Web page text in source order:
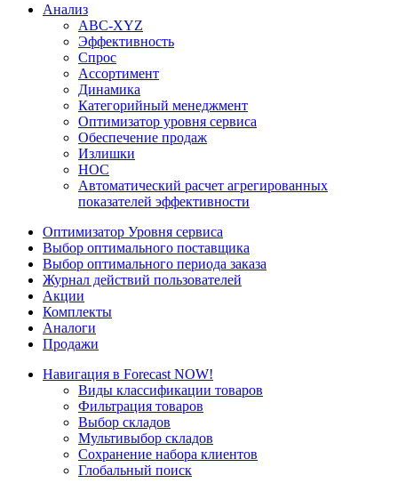
Анализ
ABC-XYZ
Эффективность
Спрос
Ассортимент
Динамика
Категорийный менеджмент
Оптимизатор уровня сервиса
Обеспечение продаж
Излишки
НОС
Автоматический расчет агрегированных
показателей эффективности
Оптимизатор Уровня сервиса
Выбор оптимального поставщика
Выбор оптимального периода заказа
Журнал действий пользователей
Акции
Комплекты
Аналоги
Продажи
Навигация в Forecast NOW!
Виды классификации товаров
Фильтрация товаров
Выбор складов
Мультивыбор складов
Сохранение набора клиентов
Глобальный поиск